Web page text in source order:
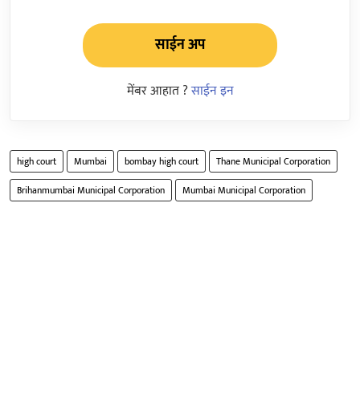
साईन अप
मेंबर आहात ?साईन इन
high court Mumbai bombay high court
Thane Municipal Corporation
Brihanmumbai Municipal Corporation
Mumbai Municipal Corporation